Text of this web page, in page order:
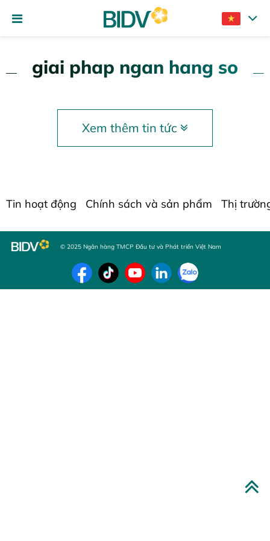
giai phap ngan hang so
Xem thêm tin tức
Tin hoạt động Chính sách và sản phẩm Thị
© 2025 Ngân hàng TMCP Đầu tư và Phát triển Việt Nam